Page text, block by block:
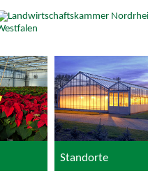
Standorte